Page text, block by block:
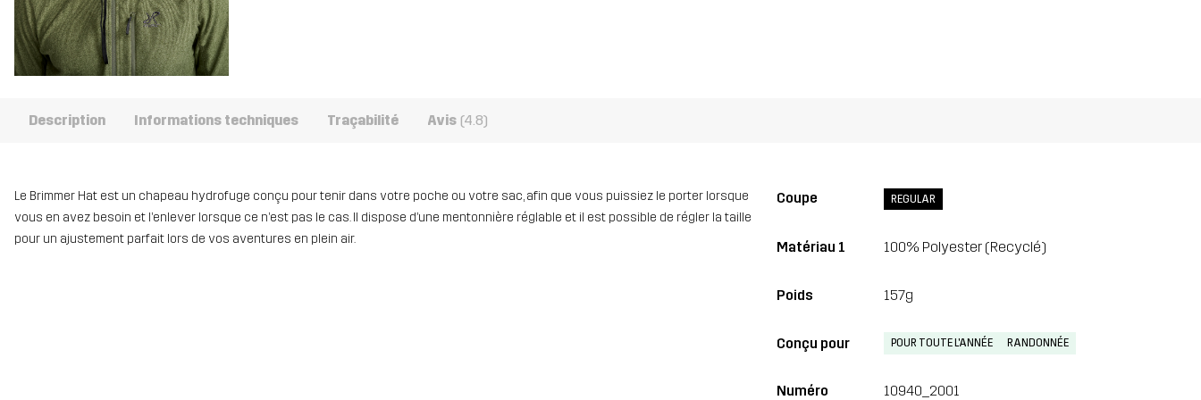
Description Informations techniques Traçabilité Avis (4.8)
Le Brimmer Hat est un chapeau hydrofuge conçu pour tenir dans votre poche ou votre sac, afin que vous puissiez le porter lorsque
vous en avez besoin et l’enlever lorsque ce n’est pas le cas. Il dispose d’une mentonnière réglable et il est possible de régler la taille
pour un ajustement parfait lors de vos aventures en plein air.
Coupe REGULAR
Matériau 1 100% Polyester (Recyclé)
Poids 157g
Conçu pour POUR TOUTE L'ANNÉE RANDONNÉE
Numéro 10940_2001